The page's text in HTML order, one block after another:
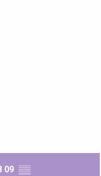
09 ▒▒